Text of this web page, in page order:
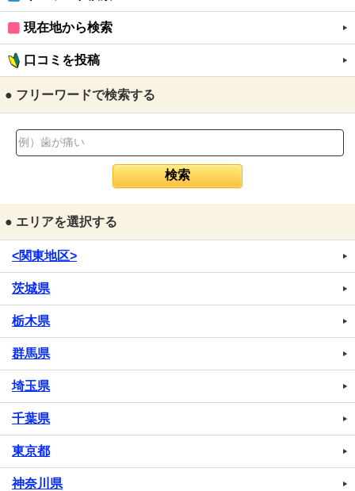
現在地から検索
口コミを投稿
● フリーワードで検索する
● エリアを選択する
<関東地区>
茨城県
栃木県
群馬県
埼玉県
千葉県
東京都
神奈川県